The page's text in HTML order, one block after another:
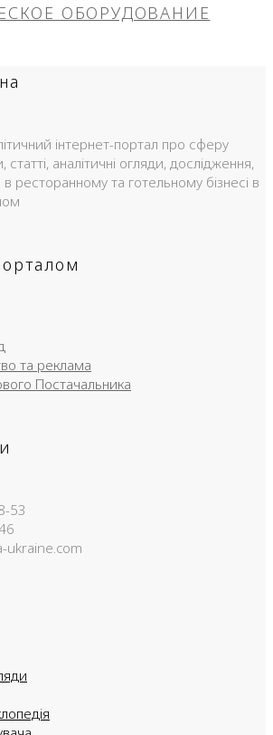
ОБОРУДОВАНИЕ
інтернет-портал про сферу
статті, аналітичні огляди, дослідження,
в ресторанному та готельному бізнесі в
та реклама
Постачальника
53
ukraine.com